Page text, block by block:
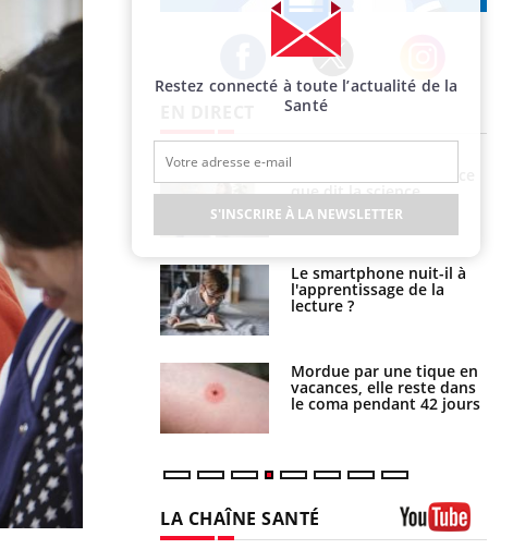
Facebook Twitter Instagram
que dit la science
Le smartphone nuit-il à
l'apprentissage de la
lecture ?
Mordue par une tique en
vacances, elle reste dans
le coma pendant 42 jours
barracuda, une petite fille
secourue grâce à un
réflexe essentiel
Légionellose en Suisse :
quelle est l’origine de la
contamination ?
Allergies alimentaires :
une nouvelle arme contre
les réactions sévères
LA CHAÎNE SANTÉ
Restez connecté à toute l’actualité de la
Santé
S'INSCRIRE À LA NEWSLETTER